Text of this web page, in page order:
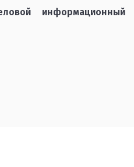
информационный